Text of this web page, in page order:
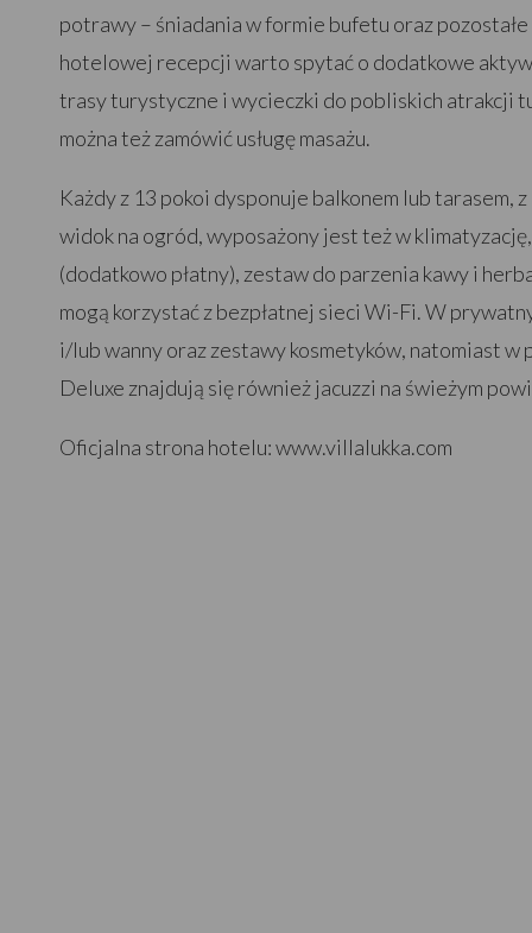
potrawy – śniadania w formie bufetu oraz pozostałe
hotelowej recepcji warto spytać o dodatkowe
trasy turystyczne i wycieczki do pobliskich atrakcji
można też zamówić usługę masażu.
Każdy z 13 pokoi dysponuje balkonem lub tarasem,
widok na ogród, wyposażony jest też w
(dodatkowo płatny), zestaw do parzenia kawy i
mogą korzystać z bezpłatnej sieci Wi-Fi. W
i/lub wanny oraz zestawy kosmetyków, natomiast w
Deluxe znajdują się również jacuzzi na świeżym
Oficjalna strona hotelu: www.villalukka.com